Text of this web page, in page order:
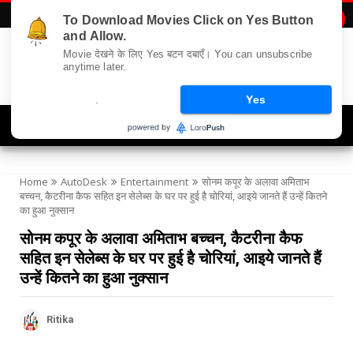
Home AutoDesk Entertainment
सोनम कपूर के अलावा अमिताभ
बच्चन, कैटरीना कैफ सहित इन सेलेब्स के घर पर हुई है चोरियां, आइये जानते हैं उन्हें कितने
का हुआ नुक्सान
सोनम कपूर के अलावा अमिताभ बच्चन, कैटरीना कैफ
सहित इन सेलेब्स के घर पर हुई है चोरियां, आइये जानते हैं
उन्हें कितने का हुआ नुक्सान
Ritika
To Download Movies Click on Yes Button
and Allow.
Movie देखने के लिए Yes बटन दबाएँ। You can unsubscribe
anytime later.
Yes